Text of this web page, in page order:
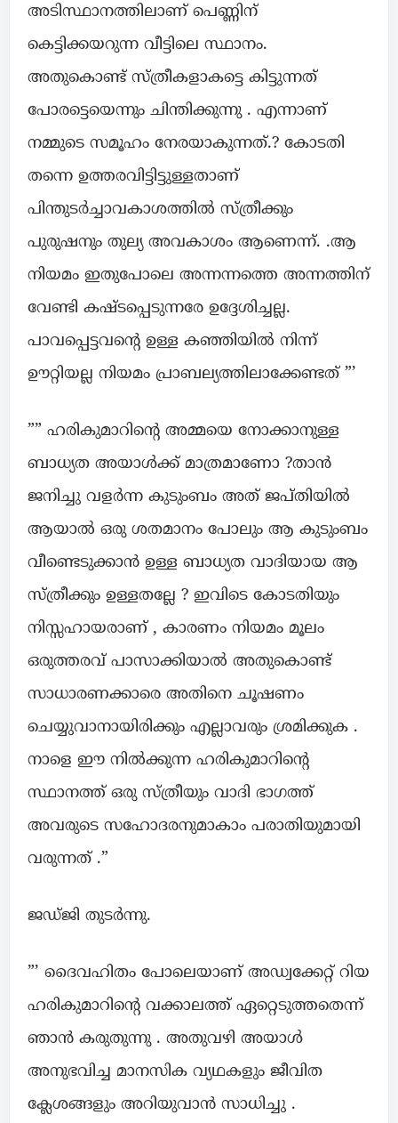
അടിസ്ഥാനത്തിലാണ് പെണ്ണിന്
കെട്ടിക്കയറുന്ന വീട്ടിലെ സ്ഥാനം.
അതുകൊണ്ട് സ്ത്രീകളാകട്ടെ കിട്ടുന്നത്
പോരട്ടെയെന്നും ചിന്തിക്കുന്നു . എന്നാണ്
നമ്മുടെ സമൂഹം നേരയാകുന്നത്.? കോടതി
തന്നെ ഉത്തരവിട്ടിട്ടുള്ളതാണ്
പിന്തുടർച്ചാവകാശത്തിൽ സ്ത്രീക്കും
പുരുഷനും തുല്യ അവകാശം ആണെന്ന്. .ആ
നിയമം ഇതുപോലെ അന്നന്നത്തെ അന്നത്തിന്
വേണ്ടി കഷ്ടപ്പെടുന്നരേ ഉദ്ദേശിച്ചല്ല.
പാവപ്പെട്ടവന്റെ ഉള്ള കഞ്ഞിയിൽ നിന്ന്
ഊറ്റിയല്ല നിയമം പ്രാബല്യത്തിലാക്കേണ്ടത് ”’
”” ഹരികുമാറിന്റെ അമ്മയെ നോക്കാനുള്ള
ബാധ്യത അയാൾക്ക് മാത്രമാണോ ?താൻ
ജനിച്ചു വളർന്ന കുടുംബം അത് ജപ്തിയിൽ
ആയാൽ ഒരു ശതമാനം പോലും ആ കുടുംബം
വീണ്ടെടുക്കാൻ ഉള്ള ബാധ്യത വാദിയായ ആ
സ്ത്രീക്കും ഉള്ളതല്ലേ ? ഇവിടെ കോടതിയും
നിസ്സഹായരാണ് , കാരണം നിയമം മൂലം
ഒരുത്തരവ് പാസാക്കിയാൽ അതുകൊണ്ട്
സാധാരണക്കാരെ അതിനെ ചൂഷണം
ചെയ്യുവാനായിരിക്കും എല്ലാവരും ശ്രമിക്കുക .
നാളെ ഈ നിൽക്കുന്ന ഹരികുമാറിന്റെ
സ്ഥാനത്ത് ഒരു സ്ത്രീയും വാദി ഭാഗത്ത്
അവരുടെ സഹോദരനുമാകാം പരാതിയുമായി
വരുന്നത് .”
ജഡ്ജി തുടർന്നു.
”’ ദൈവഹിതം പോലെയാണ് അഡ്വക്കേറ്റ് റിയ
ഹരികുമാറിന്റെ വക്കാലത്ത് ഏറ്റെടുത്തതെന്ന്
ഞാൻ കരുതുന്നു . അതുവഴി അയാൾ
അനുഭവിച്ച മാനസിക വ്യഥകളും ജീവിത
ക്ലേശങ്ങളും അറിയുവാൻ സാധിച്ചു .